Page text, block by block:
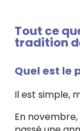
Tout ce
tradition
Quel est le
Il est simple,
En